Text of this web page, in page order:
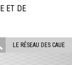
ET DE
LE RÉSEAU DES CAUE
rechercher